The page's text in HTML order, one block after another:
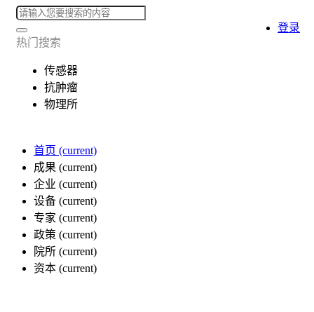
热门搜索
传感器
抗肿瘤
物理所
首页 (current)
成果 (current)
企业 (current)
设备 (current)
专家 (current)
政策 (current)
院所 (current)
资本 (current)
登录